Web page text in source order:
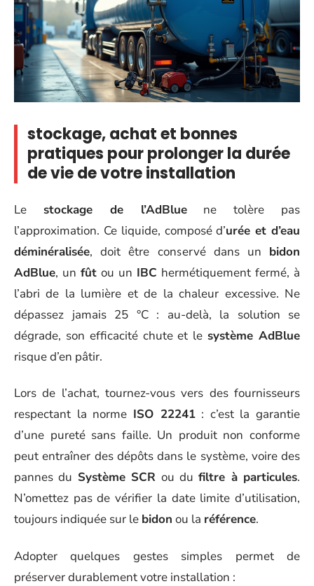
stockage, achat et bonnes
pratiques pour prolonger la durée
de vie de votre installation
Le stockage de l’AdBluene tolère pas
l’approximation. Ce liquide, composé d’urée et d’eau
déminéralisée, doit être conservé dans un bidon
AdBlue, un fût ou un IBC hermétiquement fermé, à
l’abri de la lumière et de la chaleur excessive. Ne
dépassez jamais 25 °C : au-delà, la solution se
dégrade, son efficacité chute et le système AdBlue
risque d’en pâtir.
Lors de l’achat, tournez-vous vers des fournisseurs
respectant la norme ISO 22241: c’est la garantie
d’une pureté sans faille. Un produit non conforme
peut entraîner des dépôts dans le système, voire des
pannes du Système SCR ou dufiltre à particules.
N’omettez pas de vérifier la date limite d’utilisation,
toujours indiquée sur le bidon ou la référence.
Adopter quelques gestes simples permet de
préserver durablement votre installation :